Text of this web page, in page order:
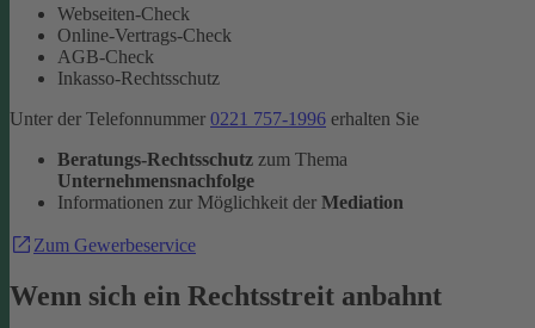
Webseiten-Check
Online-Vertrags-Check
AGB-Check
Inkasso-Rechtsschutz
Unter der Telefonnummer 0221 757-1996 erhalten Sie
Beratungs-Rechtsschutz zum Thema
Unternehmensnachfolge
Informationen zur Möglichkeit der Mediation
Zum Gewerbeservice
Wenn sich ein Rechtsstreit anbahnt